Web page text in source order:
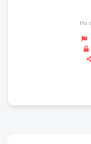
На